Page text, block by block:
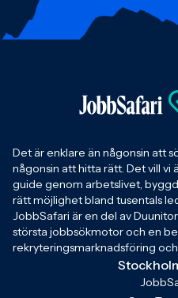
Det är enklare än någonsin att
någonsin att hitta rätt. Det vill vi
guide genom arbetslivet,
rätt möjlighet bland tusentals
JobbSafari är en del av
största jobbsökmotor och en
rekryteringsmarknadsföring